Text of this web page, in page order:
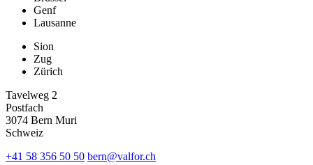
Genf
Lausanne
Sion
Zug
Zürich
Tavelweg 2
Postfach
3074 Bern Muri
Schweiz
+41 58 356 50 50 bern@valfor.ch